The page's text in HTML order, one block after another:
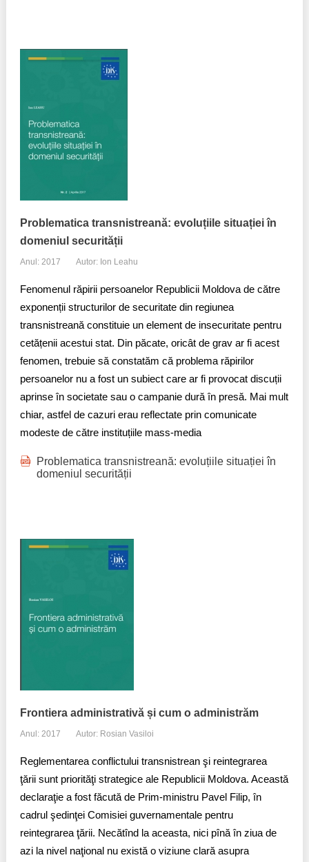
Problematica transnistreană: evoluțiile situației în
domeniul securității
Anul: 2017 Autor: Ion Leahu
Fenomenul răpirii persoanelor Republicii Moldova de către
exponenții structurilor de securitate din regiunea
transnistreană constituie un element de insecuritate pentru
cetățenii acestui stat. Din păcate, oricât de grav ar fi acest
fenomen, trebuie să constatăm că problema răpirilor
persoanelor nu a fost un subiect care ar fi provocat discuții
aprinse în societate sau o campanie dură în presă. Mai mult
chiar, astfel de cazuri erau reflectate prin comunicate
modeste de către instituțiile mass-media
Problematica transnistreană: evoluțiile situației în
domeniul securității
Frontiera administrativă și cum o administrăm
Anul: 2017 Autor: Rosian Vasiloi
Reglementarea conflictului transnistrean şi reintegrarea
ţării sunt priorităţi strategice ale Republicii Moldova. Această
declaraţie a fost făcută de Prim-ministru Pavel Filip, în
cadrul şedinţei Comisiei guvernamentale pentru
reintegrarea ţării. Necătînd la aceasta, nici pînă în ziua de
azi la nivel naţional nu există o viziune clară asupra